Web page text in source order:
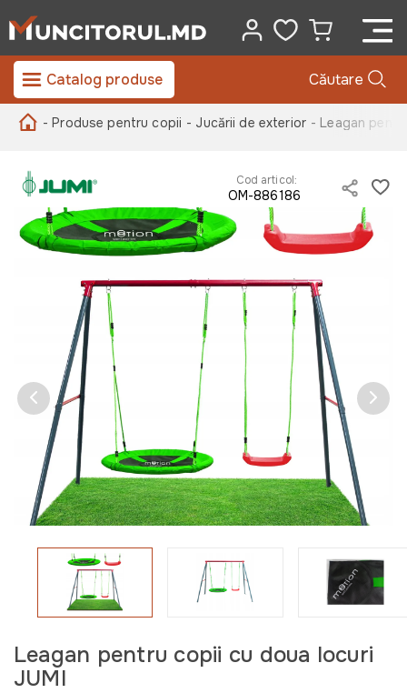
Catalog produse Căutare
- Produse pentru copii - Jucării de exterior - Leagan
Cod articol:
OM-886186
Leagan pentru copii cu doua locuri
JUMI